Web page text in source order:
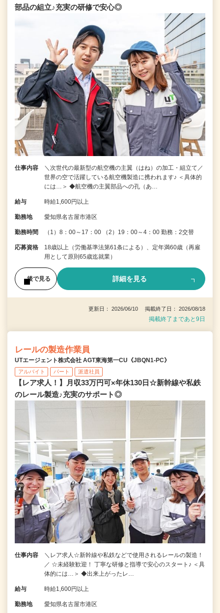
部品の組立♪充実の研修で安心◎
仕事内容
＼次世代の最新型の航空機の主翼（はね）の加工・組立て／
世界の空で活躍している航空機製造に携われます♪ ＜具体的
には…＞ ◆航空機の主翼部品への孔（あ…
給与 時給1,600円以上
勤務地 愛知県名古屋市港区
勤務時間 （1）8：00～17：00 （2）19：00～4：00 勤務：2交替
応募資格
18歳以上（労働基準法第61条による）、定年満60歳（再雇
用として原則65歳迄就業）
後で見る 詳細を見る
更新日： 2026/06/10 掲載終了日： 2026/08/18
掲載終了まであと9日
レールの製造作業員
UTエージェント株式会社 AGT東海第一CU《JBQN1-PC》
アルバイト パート 派遣社員
【レア求人！】月収33万円可×年休130日☆新幹線や私鉄
のレール製造♪充実のサポート◎
仕事内容
＼レア求人☆新幹線や私鉄などで使用されるレールの製造！
／ ☆未経験歓迎！ 丁寧な研修と指導で安心のスタート♪ ＜具
体的には…＞ ◆出来上がったレ…
給与 時給1,600円以上
勤務地 愛知県名古屋市港区